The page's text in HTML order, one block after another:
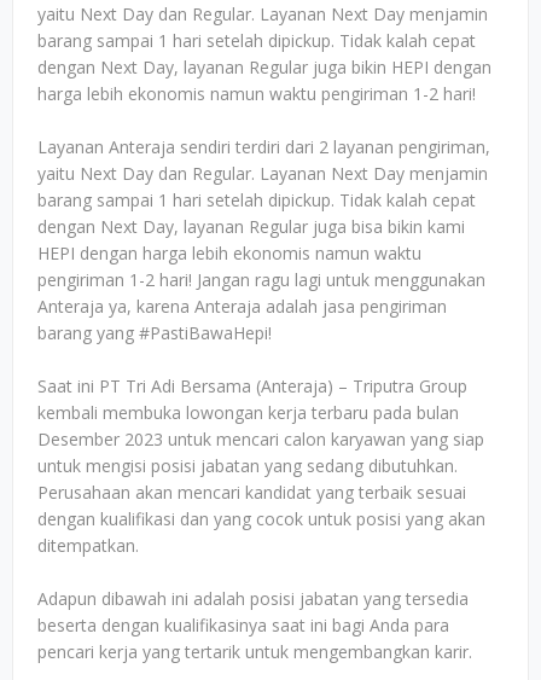
yaitu Next Day dan Regular. Layanan Next Day menjamin
barang sampai 1 hari setelah dipickup. Tidak kalah cepat
dengan Next Day, layanan Regular juga bikin HEPI dengan
harga lebih ekonomis namun waktu pengiriman 1-2 hari!
Layanan Anteraja sendiri terdiri dari 2 layanan pengiriman,
yaitu Next Day dan Regular. Layanan Next Day menjamin
barang sampai 1 hari setelah dipickup. Tidak kalah cepat
dengan Next Day, layanan Regular juga bisa bikin kami
HEPI dengan harga lebih ekonomis namun waktu
pengiriman 1-2 hari! Jangan ragu lagi untuk menggunakan
Anteraja ya, karena Anteraja adalah jasa pengiriman
barang yang #PastiBawaHepi!
Saat ini PT Tri Adi Bersama (Anteraja) – Triputra Group
kembali membuka lowongan kerja terbaru pada bulan
Desember 2023 untuk mencari calon karyawan yang siap
untuk mengisi posisi jabatan yang sedang dibutuhkan.
Perusahaan akan mencari kandidat yang terbaik sesuai
dengan kualifikasi dan yang cocok untuk posisi yang akan
ditempatkan.
Adapun dibawah ini adalah posisi jabatan yang tersedia
beserta dengan kualifikasinya saat ini bagi Anda para
pencari kerja yang tertarik untuk mengembangkan karir.